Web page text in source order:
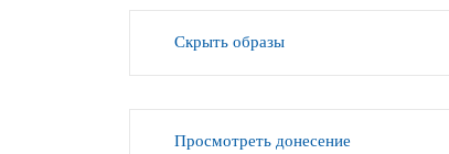
Скрыть образы
Просмотреть донесение